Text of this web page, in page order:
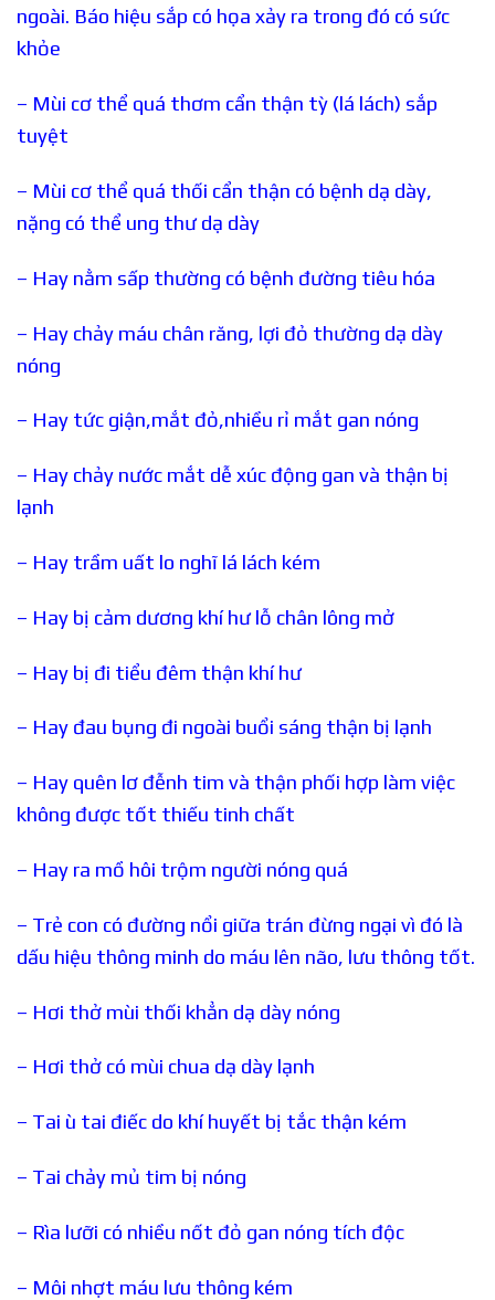
ngoài. Báo hiệu sắp có họa xảy ra trong đó có sức
khỏe
– Mùi cơ thể quá thơm cẩn thận tỳ (lá lách) sắp
tuyệt
– Mùi cơ thể quá thối cẩn thận có bệnh dạ dày,
nặng có thể ung thư dạ dày
– Hay nằm sấp thường có bệnh đường tiêu hóa
– Hay chảy máu chân răng, lợi đỏ thường dạ dày
nóng
– Hay tức giận,mắt đỏ,nhiều rỉ mắt gan nóng
– Hay chảy nước mắt dễ xúc động gan và thận bị
lạnh
– Hay trầm uất lo nghĩ lá lách kém
– Hay bị cảm dương khí hư lỗ chân lông mở
– Hay bị đi tiểu đêm thận khí hư
– Hay đau bụng đi ngoài buổi sáng thận bị lạnh
– Hay quên lơ đễnh tim và thận phối hợp làm việc
không được tốt thiếu tinh chất
– Hay ra mồ hôi trộm người nóng quá
– Trẻ con có đường nổi giữa trán đừng ngại vì đó là
dấu hiệu thông minh do máu lên não, lưu thông tốt.
– Hơi thở mùi thối khẳn dạ dày nóng
– Hơi thở có mùi chua dạ dày lạnh
– Tai ù tai điếc do khí huyết bị tắc thận kém
– Tai chảy mủ tim bị nóng
– Rìa lưỡi có nhiều nốt đỏ gan nóng tích độc
– Môi nhợt máu lưu thông kém